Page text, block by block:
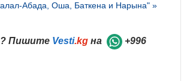
Абада, Оша, Баткена и Нарына" »
Пишите Vesti.kg на
+996